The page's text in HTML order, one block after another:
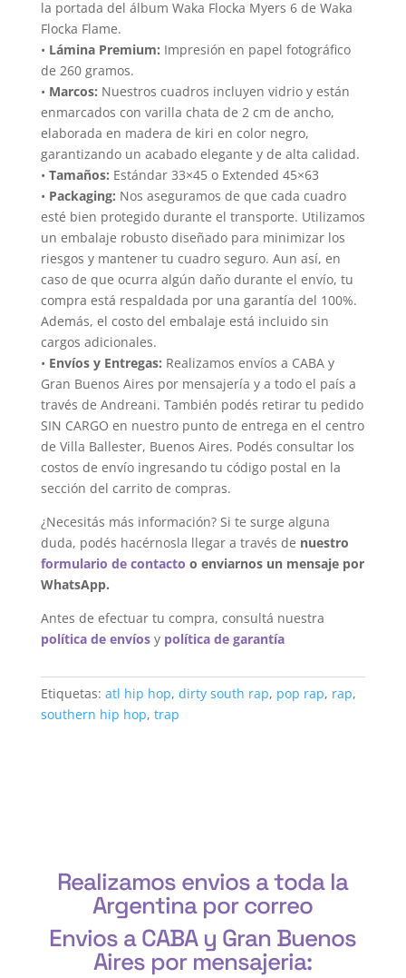
la portada del álbum Waka Flocka Myers 6 de Waka
Flocka Flame.
• Lámina Premium: Impresión en papel fotográfico
de 260 gramos.
• Marcos: Nuestros cuadros incluyen vidrio y están
enmarcados con varilla chata de 2 cm de ancho,
elaborada en madera de kiri en color negro,
garantizando un acabado elegante y de alta calidad.
• Tamaños: Estándar 33×45 o Extended 45×63
• Packaging: Nos aseguramos de que cada cuadro
esté bien protegido durante el transporte. Utilizamos
un embalaje robusto diseñado para minimizar los
riesgos y mantener tu cuadro seguro. Aun así, en
caso de que ocurra algún daño durante el envío, tu
compra está respaldada por una garantía del 100%.
Además, el costo del embalaje está incluido sin
cargos adicionales.
• Envíos y Entregas: Realizamos envíos a CABA y
Gran Buenos Aires por mensajería y a todo el país a
través de Andreani. También podés retirar tu pedido
SIN CARGO en nuestro punto de entrega en el centro
de Villa Ballester, Buenos Aires. Podés consultar los
costos de envío ingresando tu código postal en la
sección del carrito de compras.
¿Necesitás más información? Si te surge alguna
duda, podés hacérnosla llegar a través de nuestro
formulario de contacto o enviarnos un mensaje por
WhatsApp.
Antes de efectuar tu compra, consultá nuestra
política de envíosy política de garantía
Etiquetas: atl hip hop, dirty south rap, pop rap, rap,
southern hip hop, trap
Realizamos envios a toda la
Argentina por correo
Envios a CABA y Gran Buenos
Aires por mensajeria: